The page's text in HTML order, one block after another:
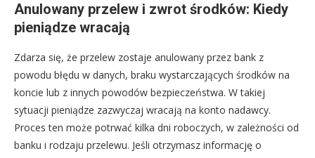
Anulowany przelew i zwrot środków: Kiedy
pieniądze wracają
Zdarza się, że przelew zostaje anulowany przez bank z
powodu błędu w danych, braku wystarczających środków na
koncie lub z innych powodów bezpieczeństwa. W takiej
sytuacji pieniądze zazwyczaj wracają na konto nadawcy.
Proces ten może potrwać kilka dni roboczych, w zależności od
banku i rodzaju przelewu. Jeśli otrzymasz informację o